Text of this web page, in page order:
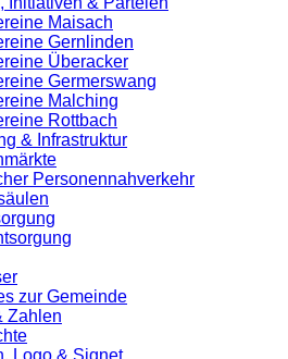
Maisach
Gernlinden
Überacker
Germerswang
Malching
Rottbach
& Infrastruktur
Personennahverkehr
zur Gemeinde
Zahlen
Logo & Signet